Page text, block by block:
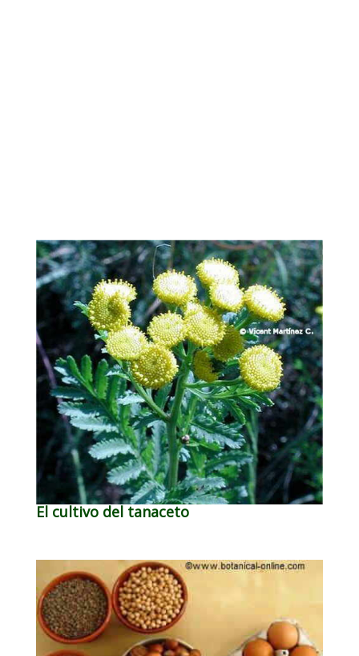
El cultivo del tanaceto